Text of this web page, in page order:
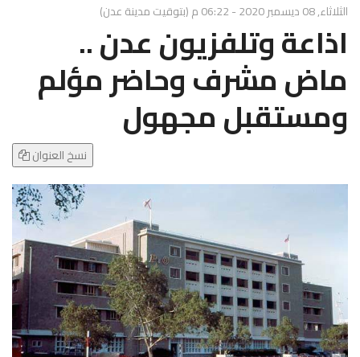
g
l
e
N
a
v
i
t
الثلاثاء, 08 ديسمبر 2020 - 06:22 م (بتوقيت مدينة عدن)
اذاعة وتلفزيون عدن ..
ماض مشرف وحاضر مؤلم
ومستقبل مجهول
نسخ العنوان